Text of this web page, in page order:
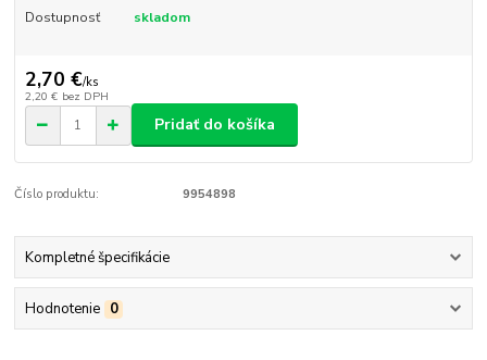
Dostupnosť skladom
2,70 €/ks
2,20 € bez DPH
Pridať do košíka
Číslo produktu: 9954898
Kompletné špecifikácie
Hodnotenie 0